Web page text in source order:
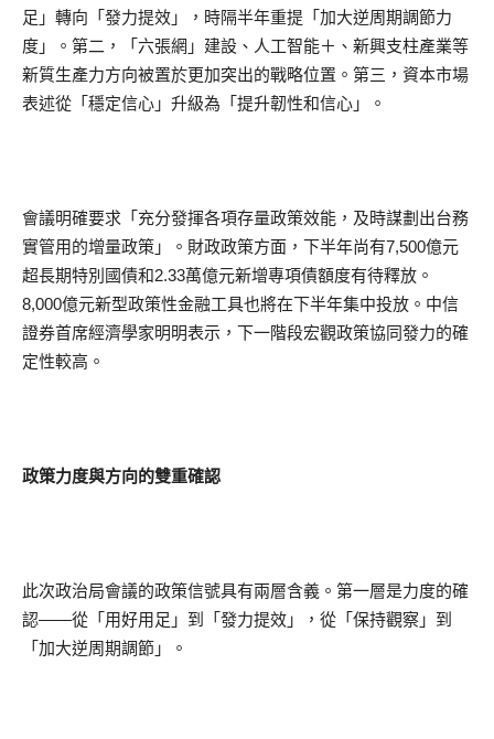
足」轉向「發力提效」，時隔半年重提「加大逆周期調節力
度」。第二，「六張網」建設、人工智能＋、新興支柱產業等
新質生產力方向被置於更加突出的戰略位置。第三，資本市場
表述從「穩定信心」升級為「提升韌性和信心」。
會議明確要求「充分發揮各項存量政策效能，及時謀劃出台務
實管用的增量政策」。財政政策方面，下半年尚有7,500億元
超長期特別國債和2.33萬億元新增專項債額度有待釋放。
8,000億元新型政策性金融工具也將在下半年集中投放。中信
證券首席經濟學家明明表示，下一階段宏觀政策協同發力的確
定性較高。
政策力度與方向的雙重確認
此次政治局會議的政策信號具有兩層含義。第一層是力度的確
認——從「用好用足」到「發力提效」，從「保持觀察」到
「加大逆周期調節」。